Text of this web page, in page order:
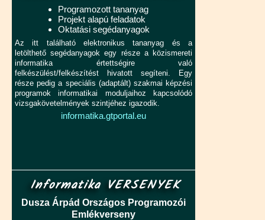
Programozott tananyag
Projekt alapú feladatok
Oktatási segédanyagok
Az itt található elektronikus tananyag és a
letölthető segédanyagok egy része a közismereti
informatika értettségire való
felkészülést/felkészítést hivatott segíteni. Egy
része pedig a speciális (adaptált) szakmai képzési
programok informatikai moduljaihoz kapcsolódó
vizsgakövetelmények szintjéhez igazodik.
informatika.gtportal.eu
Informatika VERSENYEK
Dusza Árpád Országos Programozói
Emlékverseny